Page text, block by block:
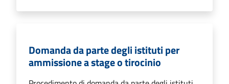
Domanda da parte degli istituti per
ammissione a stage o tirocinio